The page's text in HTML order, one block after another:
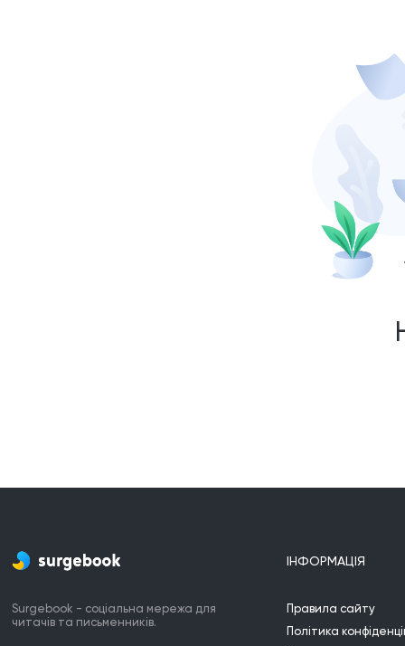
Surgebook - соціальна мережа для
читачів та письменників.
ІНФОРМАЦІЯ
Правила сайту
Політика